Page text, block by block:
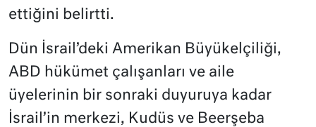
ettiğini belirtti.
Dün İsrail’deki Amerikan Büyükelçiliği,
ABD hükümet çalışanları ve aile
üyelerinin bir sonraki duyuruya kadar
İsrail’in merkezi, Kudüs ve Beerşeba